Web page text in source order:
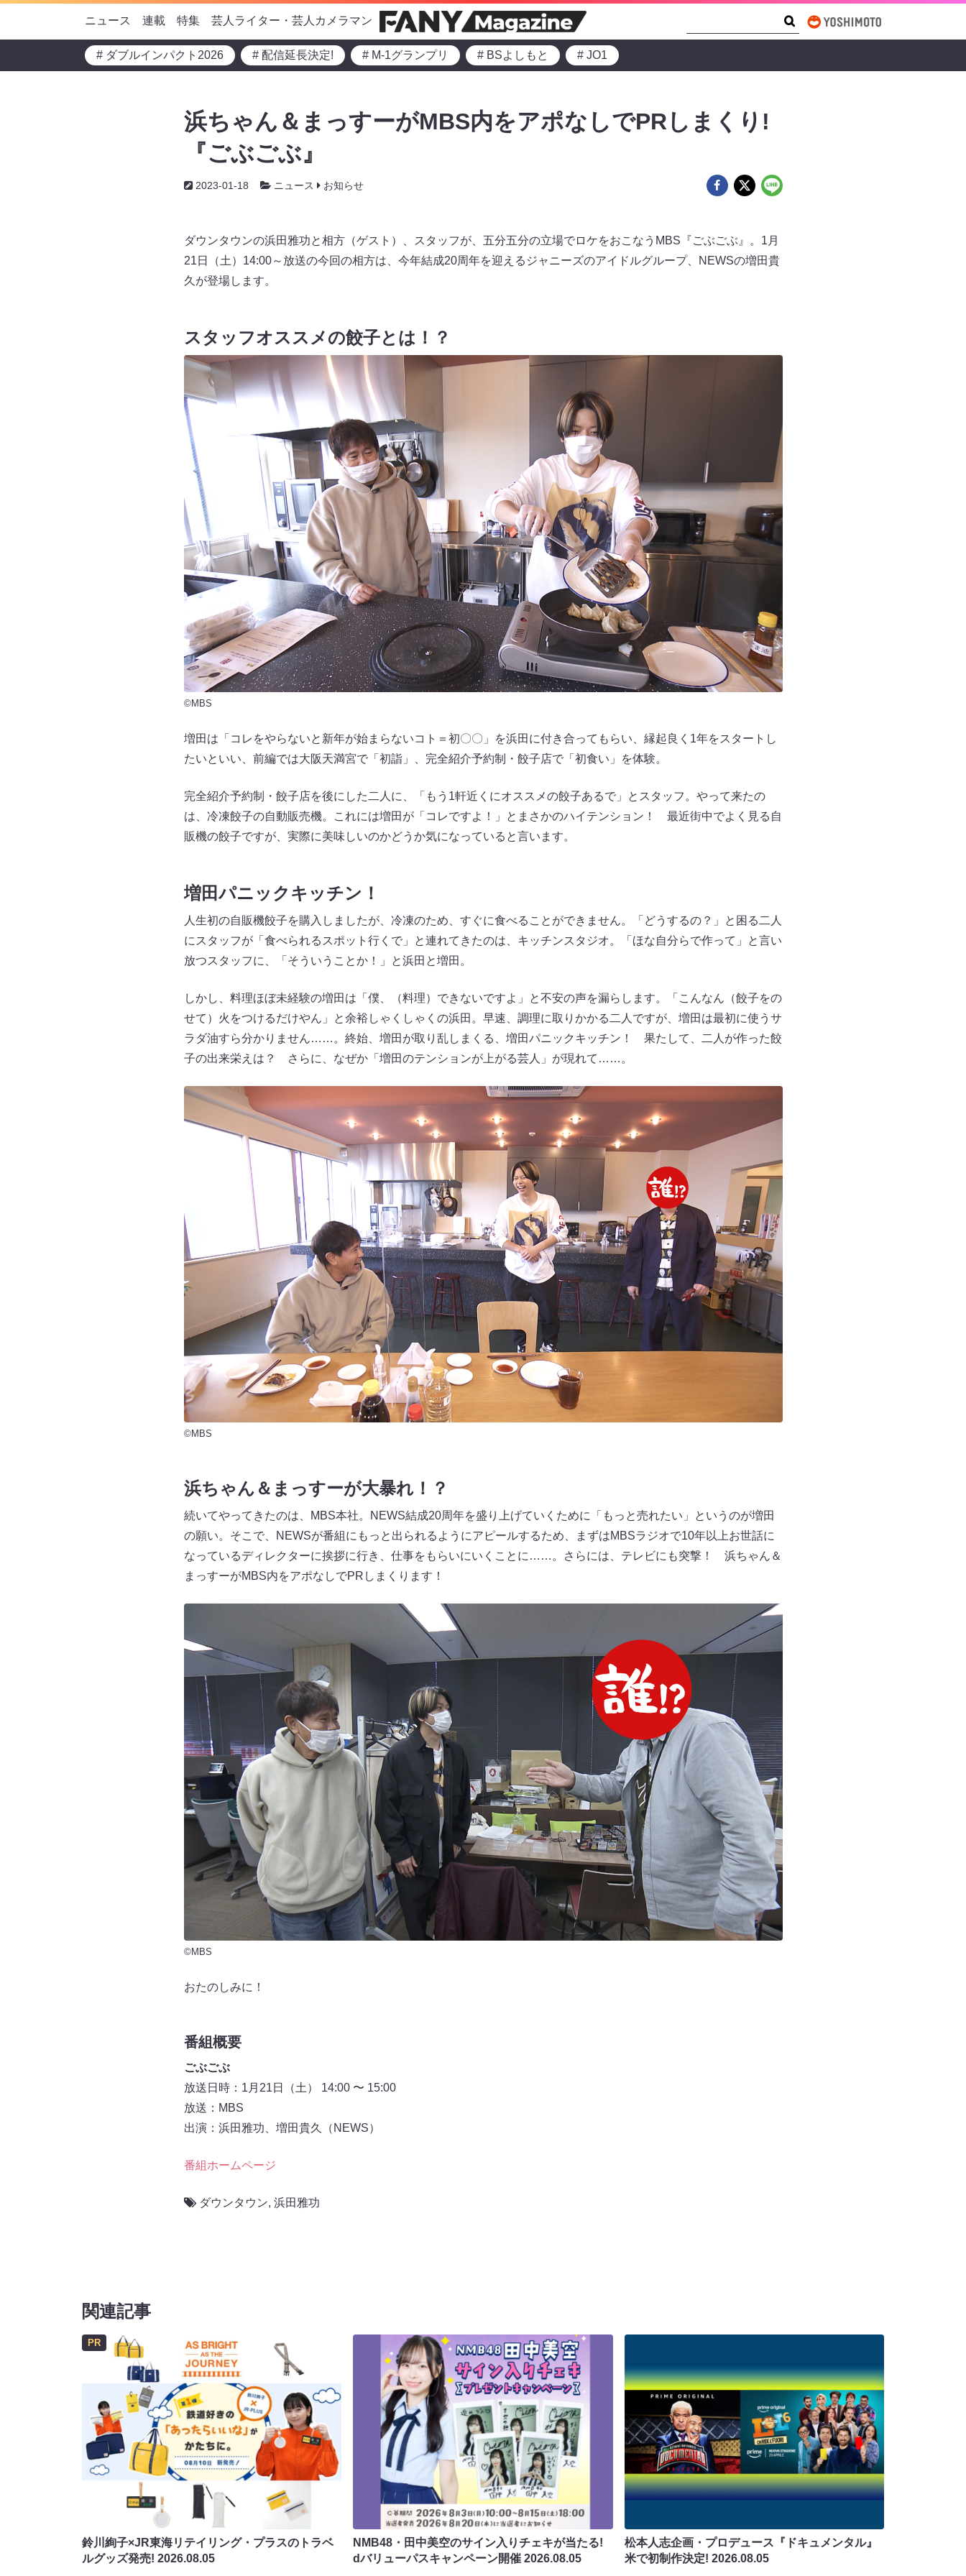
ニュース 連載 特集 芸人ライター・芸人カメラマン
# ダブルインパクト2026 # 配信延長決定! # M-1グランプリ # BSよしもと # JO1
浜ちゃん＆まっすーがMBS内をアポなしでPRしまくり!
『ごぶごぶ』
2023-01-18 ニュース お知らせ
ダウンタウンの浜田雅功と相方（ゲスト）、スタッフが、五分五分の立場でロケをおこなうMBS『ごぶごぶ』。1月
21日（土）14:00～放送の今回の相方は、今年結成20周年を迎えるジャニーズのアイドルグループ、NEWSの増田貴
久が登場します。
スタッフオススメの餃子とは！？
©MBS
増田は「コレをやらないと新年が始まらないコト＝初〇〇」を浜田に付き合ってもらい、縁起良く1年をスタートし
たいといい、前編では大阪天満宮で「初詣」、完全紹介予約制・餃子店で「初食い」を体験。
完全紹介予約制・餃子店を後にした二人に、「もう1軒近くにオススメの餃子あるで」とスタッフ。やって来たの
は、冷凍餃子の自動販売機。これには増田が「コレですよ！」とまさかのハイテンション！ 最近街中でよく見る自
販機の餃子ですが、実際に美味しいのかどうか気になっていると言います。
増田パニックキッチン！
人生初の自販機餃子を購入しましたが、冷凍のため、すぐに食べることができません。「どうするの？」と困る二人
にスタッフが「食べられるスポット行くで」と連れてきたのは、キッチンスタジオ。「ほな自分らで作って」と言い
放つスタッフに、「そういうことか！」と浜田と増田。
しかし、料理ほぼ未経験の増田は「僕、（料理）できないですよ」と不安の声を漏らします。「こんなん（餃子をの
せて）火をつけるだけやん」と余裕しゃくしゃくの浜田。早速、調理に取りかかる二人ですが、増田は最初に使うサ
ラダ油すら分かりません……。終始、増田が取り乱しまくる、増田パニックキッチン！ 果たして、二人が作った餃
子の出来栄えは？ さらに、なぜか「増田のテンションが上がる芸人」が現れて……。
©MBS
浜ちゃん＆まっすーが大暴れ！？
続いてやってきたのは、MBS本社。NEWS結成20周年を盛り上げていくために「もっと売れたい」というのが増田
の願い。そこで、NEWSが番組にもっと出られるようにアピールするため、まずはMBSラジオで10年以上お世話に
なっているディレクターに挨拶に行き、仕事をもらいにいくことに……。さらには、テレビにも突撃！ 浜ちゃん＆
まっすーがMBS内をアポなしでPRしまくります！
©MBS
おたのしみに！
番組概要
ごぶごぶ
放送日時：1月21日（土） 14:00 〜 15:00
放送：MBS
出演：浜田雅功、増田貴久（NEWS）
番組ホームページ
ダウンタウン, 浜田雅功
関連記事
PR
鈴川絢子×JR東海リテイリング・プラスのトラベ
ルグッズ発売! 2026.08.05
NMB48・田中美空のサイン入りチェキが当たる!
dバリューパスキャンペーン開催2026.08.05
松本人志企画・プロデュース『ドキュメンタル』
米で初制作決定! 2026.08.05